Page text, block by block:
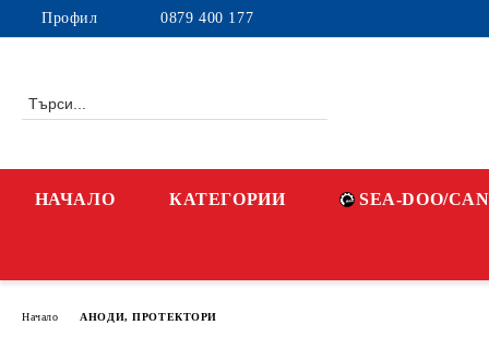
Профил 0879 400 177
НАЧАЛО КАТЕГОРИИ SEA-DOO/
Начало АНОДИ, ПРОТЕКТОРИ